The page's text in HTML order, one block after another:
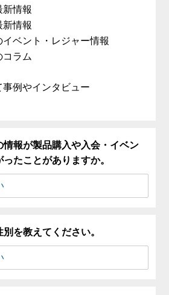
新情報
新情報
ベント・レジャー情報
コラム
例やインタビュー
情報が製品購入や入会・イベン
ったことがありますか。
を教えてください。